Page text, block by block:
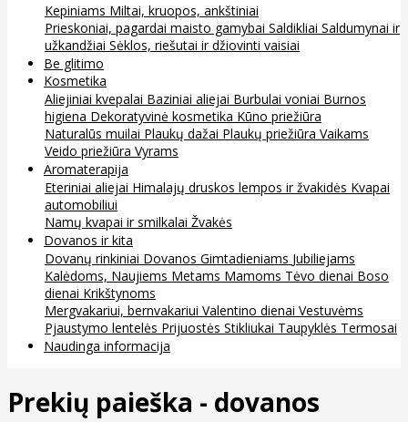
Kepiniams Miltai, kruopos, ankštiniai
Prieskoniai, pagardai maisto gamybai Saldikliai Saldumynai ir
užkandžiai Sėklos, riešutai ir džiovinti vaisiai
Be glitimo
Kosmetika
Aliejiniai kvepalai Baziniai aliejai Burbulai voniai Burnos
higiena Dekoratyvinė kosmetika Kūno priežiūra
Naturalūs muilai Plaukų dažai Plaukų priežiūra Vaikams
Veido priežiūra Vyrams
Aromaterapija
Eteriniai aliejai Himalajų druskos lempos ir žvakidės Kvapai
automobiliui
Namų kvapai ir smilkalai Žvakės
Dovanos ir kita
Dovanų rinkiniai Dovanos Gimtadieniams Jubiliejams
Kalėdoms, Naujiems Metams Mamoms Tėvo dienai Boso
dienai Krikštynoms
Mergvakariui, bernvakariui Valentino dienai Vestuvėms
Pjaustymo lentelės Prijuostės Stikliukai Taupyklės Termosai
Naudinga informacija
Prekių paieška - dovanos